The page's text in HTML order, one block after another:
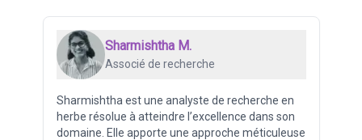
Sharmishtha M.
Associé de recherche
Sharmishtha est une analyste de recherche en
herbe résolue à atteindre l’excellence dans son
domaine. Elle apporte une approche méticuleuse